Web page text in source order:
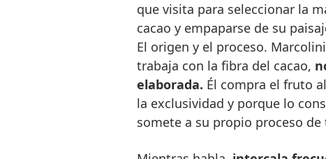
que visita para seleccionar la
cacao y empaparse de su
El origen y el proceso.
trabaja con la fibra del cacao,
elaborada. Él compra el fruto
la exclusividad y porque lo
somete a su propio proceso